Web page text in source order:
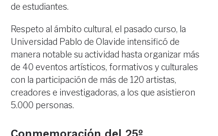
de estudiantes.
Respeto al ámbito cultural, el pasado curso, la
Universidad Pablo de Olavide intensificó de
manera notable su actividad hasta organizar más
de 40 eventos artísticos, formativos y culturales
con la participación de más de 120 artistas,
creadores e investigadoras, a los que asistieron
5.000 personas.